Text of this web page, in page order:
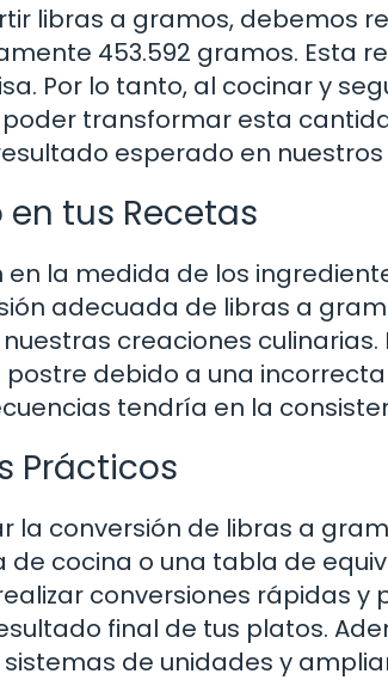
libras a gramos, debemos
453.592 gramos. Esta
Por lo tanto, al cocinar y
transformar esta
esperado en nuestros
tus Recetas
en la medida de los
adecuada de libras a
creaciones
postre debido a una
tendría en la
Prácticos
la conversión de libras a
de cocina o una tabla de
conversiones rápidas
final de tus platos.
de unidades y